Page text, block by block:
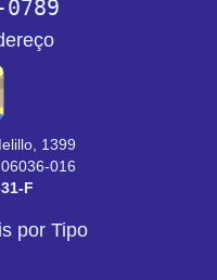
1399
- CEP: 06036-016
F
por Tipo